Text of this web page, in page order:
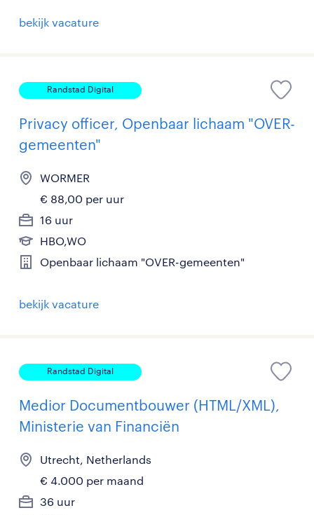
bekijk vacature
Randstad Digital
Privacy officer, Openbaar lichaam "OVER-
gemeenten"
WORMER
€ 88,00 per uur
16 uur
HBO,WO
Openbaar lichaam "OVER-gemeenten"
bekijk vacature
Randstad Digital
Medior Documentbouwer (HTML/XML),
Ministerie van Financiën
Utrecht, Netherlands
€ 4.000 per maand
36 uur